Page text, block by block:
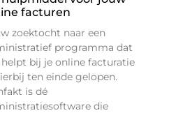
facturen
zoektocht naar een
programma dat
bij je online facturatie
ten einde gelopen.
is dé
die